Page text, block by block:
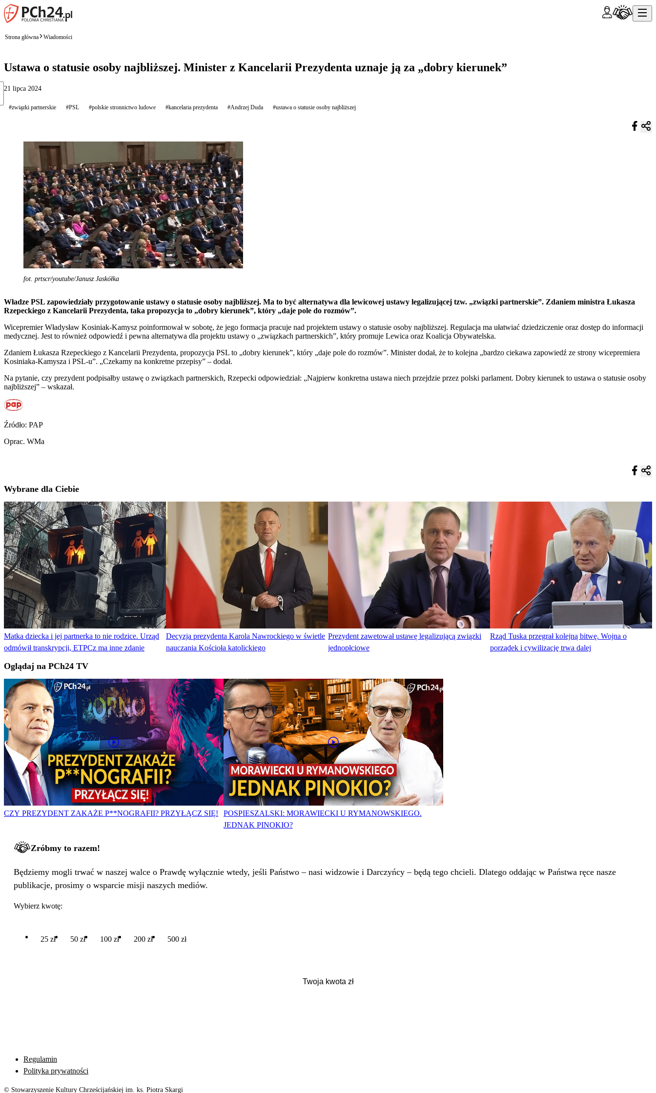
Strona główna Wiadomości
Ustawa o statusie osoby najbliższej. Minister z Kancelarii Prezydenta uznaje ją za „dobry kierunek”
21 lipca 2024
#związki partnerskie #PSL #polskie stronnictwo ludowe #kancelaria prezydenta #Andrzej Duda #ustawa o statusie osoby najbliższej
fot. prtscr/youtube/Janusz Jaskółka
Władze PSL zapowiedziały przygotowanie ustawy o statusie osoby najbliższej. Ma to być alternatywa dla lewicowej ustawy legalizującej tzw. „związki partnerskie”. Zdaniem ministra Łukasza
Rzepeckiego z Kancelarii Prezydenta, taka propozycja to „dobry kierunek”, który „daje pole do rozmów”.
Wicepremier Władysław Kosiniak-Kamysz poinformował w sobotę, że jego formacja pracuje nad projektem ustawy o statusie osoby najbliższej. Regulacja ma ułatwiać dziedziczenie oraz dostęp do informacji
medycznej. Jest to również odpowiedź i pewna alternatywa dla projektu ustawy o „związkach partnerskich”, który promuje Lewica oraz Koalicja Obywatelska.
Zdaniem Łukasza Rzepeckiego z Kancelarii Prezydenta, propozycja PSL to „dobry kierunek”, który „daje pole do rozmów”. Minister dodał, że to kolejna „bardzo ciekawa zapowiedź ze strony wicepremiera
Kosiniaka-Kamysza i PSL-u”. „Czekamy na konkretne przepisy” – dodał.
Na pytanie, czy prezydent podpisałby ustawę o związkach partnerskich, Rzepecki odpowiedział: „Najpierw konkretna ustawa niech przejdzie przez polski parlament. Dobry kierunek to ustawa o statusie osoby
najbliższej” – wskazał.
Źródło: PAP
Oprac. WMa
Wybrane dla Ciebie
Matka dziecka i jej partnerka to nie rodzice. Urząd
odmówił transkrypcji, ETPCz ma inne zdanie
Decyzja prezydenta Karola Nawrockiego w świetle
nauczania Kościoła katolickiego
Prezydent zawetował ustawę legalizującą związki
jednopłciowe
Rząd Tuska przegrał kolejną bitwę. Wojna o
porządek i cywilizację trwa dalej
Oglądaj na PCh24 TV
CZY PREZYDENT ZAKAŻE P**NOGRAFII? PRZYŁĄCZ SIĘ!
POSPIESZALSKI: MORAWIECKI U RYMANOWSKIEGO.
JEDNAK PINOKIO?
Zróbmy to razem!
Będziemy mogli trwać w naszej walce o Prawdę wyłącznie wtedy, jeśli Państwo – nasi widzowie i Darczyńcy – będą tego chcieli. Dlatego oddając w Państwa ręce nasze
publikacje, prosimy o wsparcie misji naszych mediów.
Wybierz kwotę:
25 zł 50 zł 100 zł 200 zł 500 zł
Regulamin
Polityka prywatności
© Stowarzyszenie Kultury Chrześcijańskiej im. ks. Piotra Skargi